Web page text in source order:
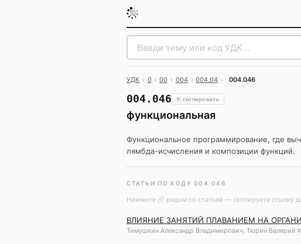
УДК › 0 › 00 › 004 › 004.04 › 004.046
004.046 ⎘ скопировать
функциональная
Функциональное программирование, где
лямбда-исчисления и композиции функций.
СТАТЬИ ПО КОДУ 004.046
Нажмите
рядом со статьёй — скопируете ссылку
ВЛИЯНИЕ ЗАНЯТИЙ ПЛАВАНИЕМ НА
Тимушкин Александр Владимирович, Тюрин Валерий